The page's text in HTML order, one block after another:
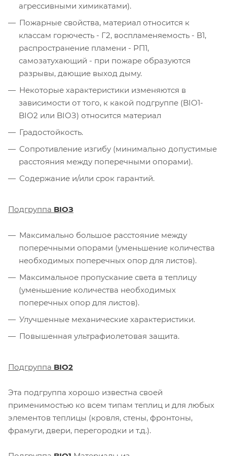
агрессивными химикатами).
Пожарные свойства, материал относится к
классам горючесть - Г2, воспламеняемость - В1,
распространение пламени - РП1,
самозатухающий - при пожаре образуются
разрывы, дающие выход дыму.
Некоторые характеристики изменяются в
зависимости от того, к какой подгруппе (BIO1-
BIO2 или BIOЗ) относится материал
Градостойкость.
Сопротивление изгибу (минимально допустимые
расстояния между поперечными опорами).
Содержание и/или срок гарантий.
Подгруппа BIOЗ
Максимально большое расстояние между
поперечными опорами (уменьшение количества
необходимых поперечных опор для листов).
Максимальное пропускание света в теплицу
(уменьшение количества необходимых
поперечных опор для листов).
Улучшенные механические характеристики.
Повышенная ультрафиолетовая защита.
Подгруппа BIO2
Эта подгруппа хорошо известна своей
применимостью ко всем типам теплиц и для любых
элементов теплицы (кровля, стены, фронтоны,
фрамуги, двери, перегородки и т.д.).